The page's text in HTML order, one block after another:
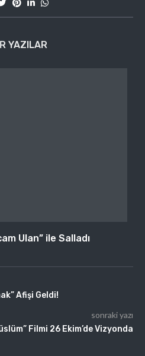
YAZILAR
Ulan” ile Salladı
Afişi Geldi!
sonraki yazı
Filmi 26 Ekim’de Vizyonda